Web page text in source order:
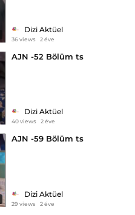
Dizi Aktüel
36 views 2 éve
AJN -52 Bölüm ts
Dizi Aktüel
40 views 2 éve
AJN -59 Bölüm ts
Dizi Aktüel
29 views 2 éve